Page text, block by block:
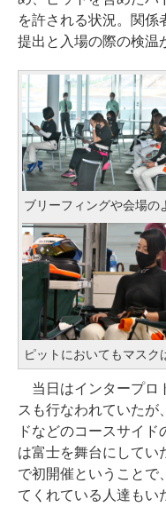
を許される状況。関係
提出と入場の際の検温
ブリーフィングや会場の
ピットにおいてもマスク
当日はインタープロ
スも行なわれていたが
ドなどのコースサイド
は富士を舞台にしてい
で初開催ということで
てくれている人達もい